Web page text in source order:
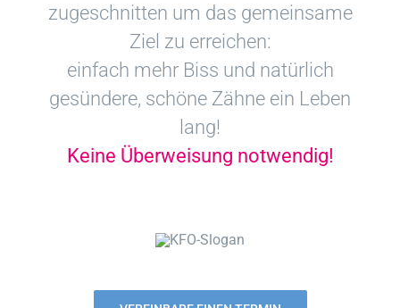
zugeschnitten um das gemeinsame
Ziel zu erreichen:
einfach mehr Biss und natürlich
gesündere, schöne Zähne ein Leben
lang!
Keine Überweisung notwendig!